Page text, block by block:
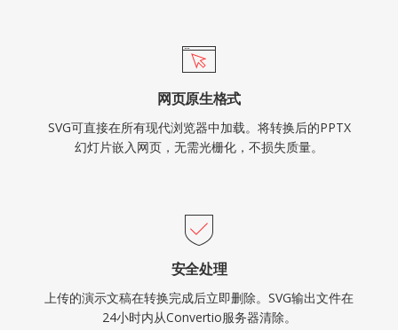
网页原生格式
SVG可直接在所有现代浏览器中加载。将转换后的PPTX
幻灯片嵌入网页，无需光栅化，不损失质量。
安全处理
上传的演示文稿在转换完成后立即删除。SVG输出文件在
24小时内从Convertio服务器清除。